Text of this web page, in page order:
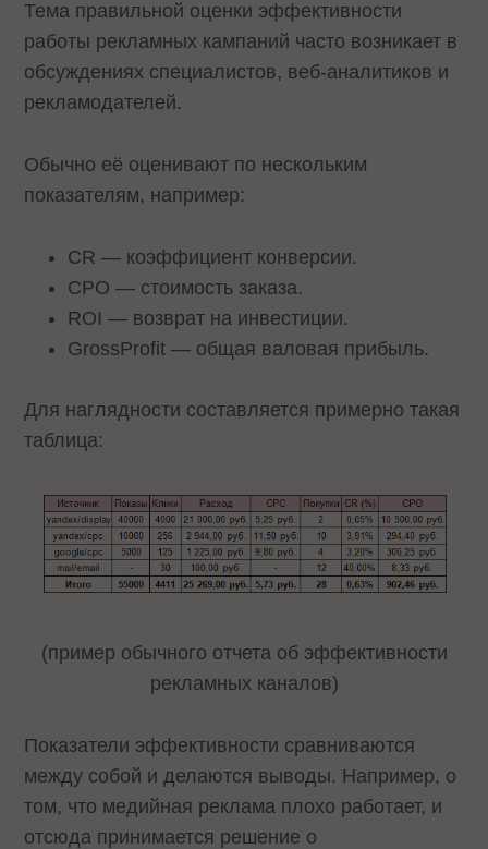
Тема правильной оценки эффективности
работы рекламных кампаний часто возникает в
обсуждениях специалистов, веб-аналитиков и
рекламодателей.
Обычно её оценивают по нескольким
показателям, например:
CR — коэффициент конверсии.
CPO — стоимость заказа.
ROI — возврат на инвестиции.
GrossProfit — общая валовая прибыль.
Для наглядности составляется примерно такая
таблица:
(пример обычного отчета об эффективности
рекламных каналов)
Показатели эффективности сравниваются
между собой и делаются выводы. Например, о
том, что медийная реклама плохо работает, и
отсюда принимается решение о